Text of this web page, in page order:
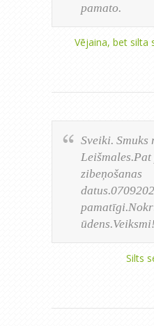
pamato.
Vējaina, bet silta
Sveiki. Smuks
zibeņošanas
ūdens.Veiksmi!
Silts